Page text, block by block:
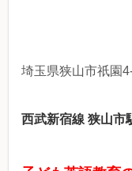
埼玉県狭山市祇園
西武新宿線 狭山市